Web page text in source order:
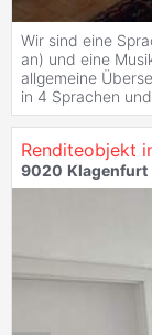
Wir sind eine
an) und eine
allgemeine
in 4 Sprachen
Renditeobjekt
9020 Klagenfurt